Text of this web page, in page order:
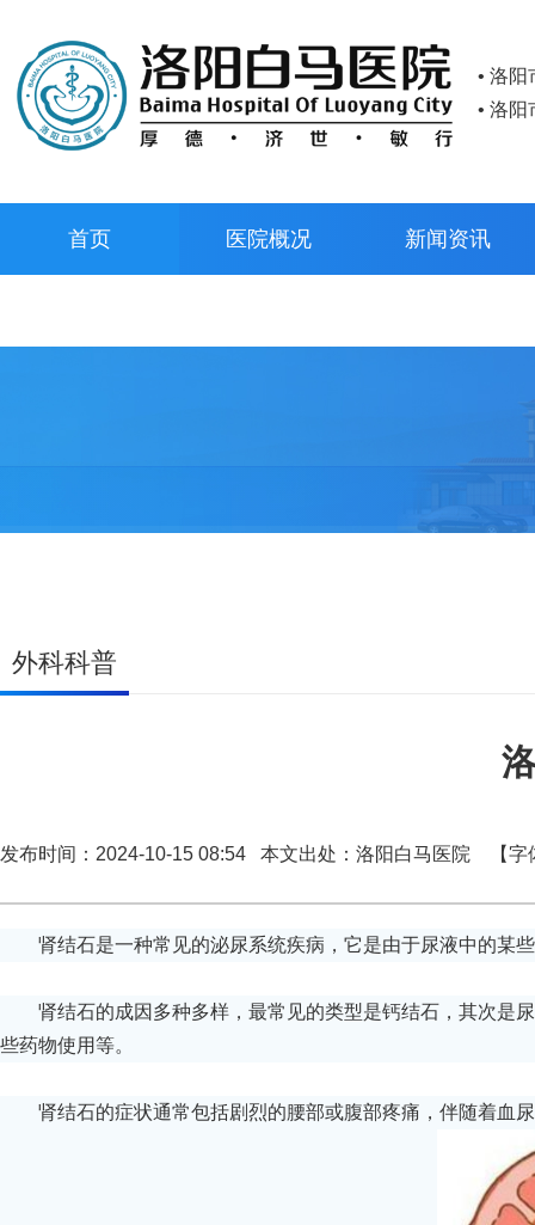
• 洛
• 洛
首页 医院概况 新闻资讯
外科科普
发布时间：2024-10-15 08:54 本文出处：洛阳白马医院 【
肾结石是一种常见的泌尿系统疾病，它是由于尿液中的某
肾结石的成因多种多样，最常见的类型是钙结石，其次是
些药物使用等。
肾结石的症状通常包括剧烈的腰部或腹部疼痛，伴随着血